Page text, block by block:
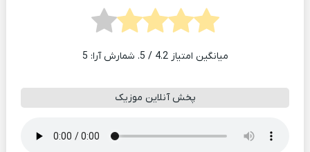
میانگین امتیاز4.2 / 5. شمارش آرا: 5
پخش آنلاین موزیک